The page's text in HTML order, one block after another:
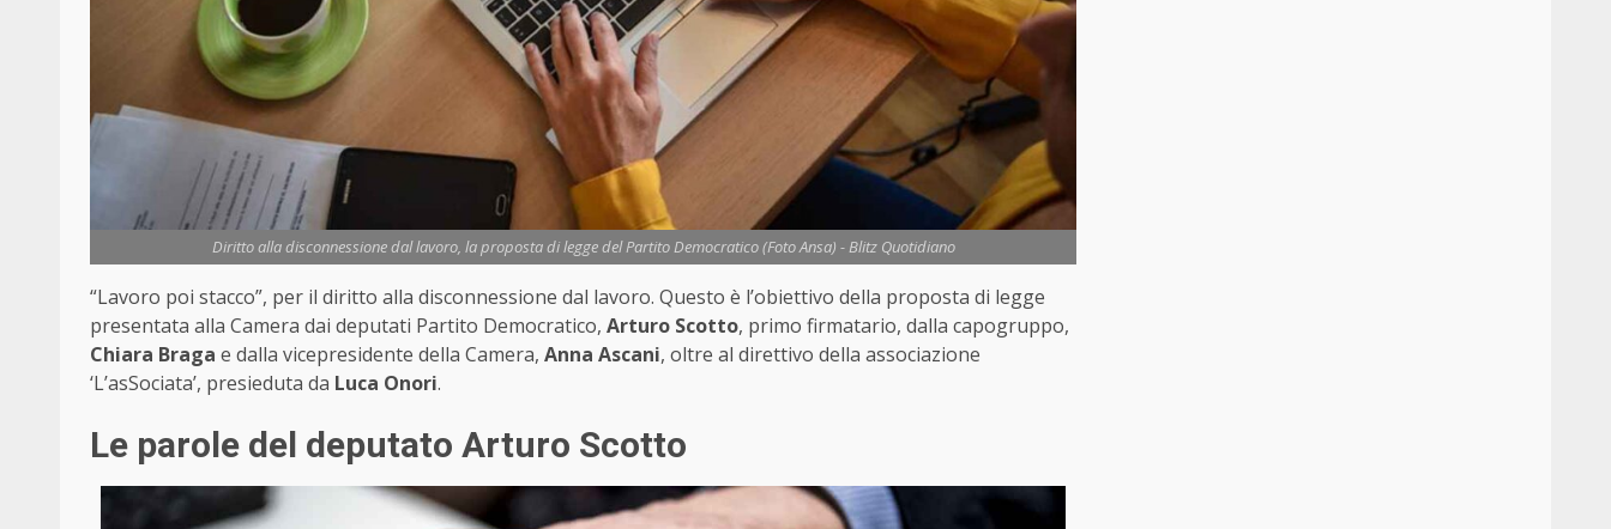
Diritto alla disconnessione dal lavoro, la proposta di legge del Partito Democratico (Foto Ansa) - Blitz Quotidiano
“Lavoro poi stacco”, per il diritto alla disconnessione dal lavoro. Questo è l’obiettivo della proposta di legge
presentata alla Camera dai deputati Partito Democratico, Arturo Scotto, primo firmatario, dalla capogruppo,
Chiara Braga e dalla vicepresidente della Camera, Anna Ascani, oltre al direttivo della associazione
‘L’asSociata’, presieduta da Luca Onori.
Le parole del deputato Arturo Scotto